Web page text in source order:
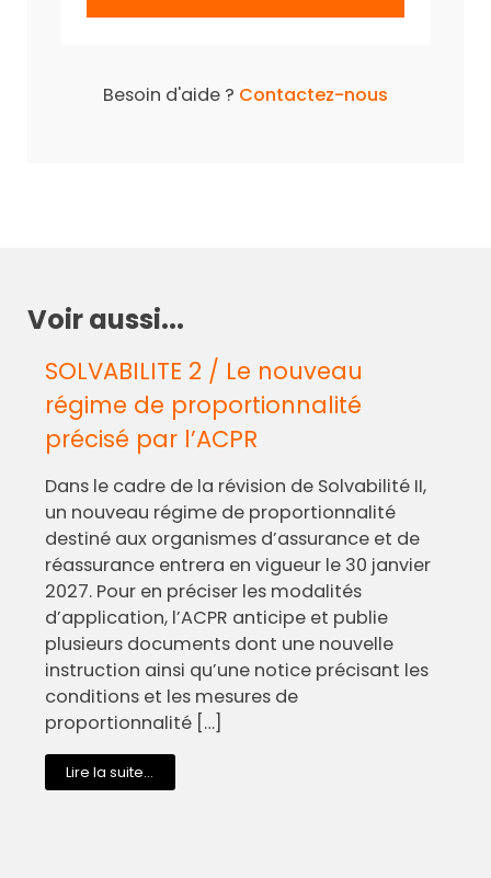
Besoin d'aide ? Contactez-nous
Voir aussi...
SOLVABILITE 2 / Le nouveau
régime de proportionnalité
précisé par l’ACPR
Dans le cadre de la révision de Solvabilité II,
un nouveau régime de proportionnalité
destiné aux organismes d’assurance et de
réassurance entrera en vigueur le 30 janvier
2027. Pour en préciser les modalités
d’application, l’ACPR anticipe et publie
plusieurs documents dont une nouvelle
instruction ainsi qu’une notice précisant les
conditions et les mesures de
proportionnalité […]
Lire la suite...